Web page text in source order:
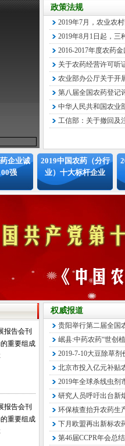
政策法规
2019年7月，农业农
2019年8月1日起，三
2016-2017年度农药
关于农药经营许可听
农业部办公厅关于开
第八届全国农药登记
中华人民共和国农业
工信部：关于撤回及
企业诚
强
2019中国农药（分行
业）十大标杆企业
报告会刊
重要组成
报告会刊
重要组成
权威报道
贵阳举行第二届全国
岷县:中药农药“世创
2019-7-10大豆除草剂
北京市投入亿元补贴
2019年全球杀线虫剂
研究人员呼吁出台新
环保核查抬升农药生
下月欧盟再出新标农
第46届CCPR年会总